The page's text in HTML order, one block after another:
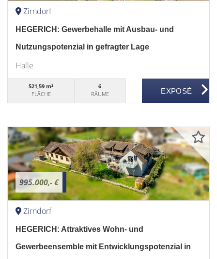
Zirndorf
HEGERICH: Gewerbehalle mit Ausbau- und
Nutzungspotenzial in gefragter Lage
Halle
521,59 m²
FLÄCHE
6
RÄUME
995.000,- €
Zirndorf
HEGERICH: Attraktives Wohn- und
Gewerbeensemble mit Entwicklungspotenzial in